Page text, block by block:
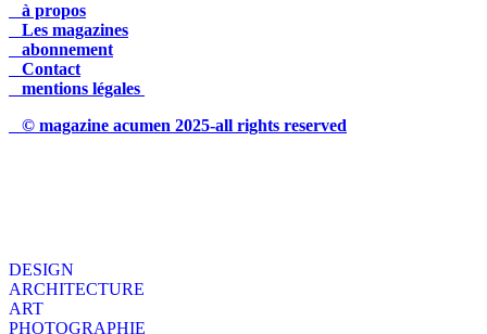
à propos
Les magazines
abonnement
Contact
mentions légales
© magazine acumen 2025-all rights reserved
DESIGN
ARCHITECTURE
ART
PHOTOGRAPHIE